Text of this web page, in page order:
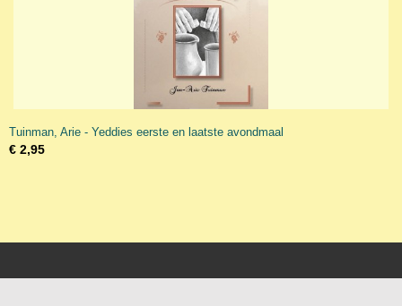
Tuinman, Arie - Yeddies eerste en laatste avondmaal
€ 2,95